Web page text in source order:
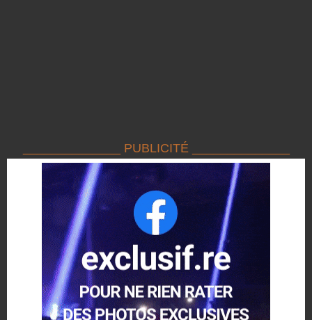
______________ PUBLICITÉ ______________